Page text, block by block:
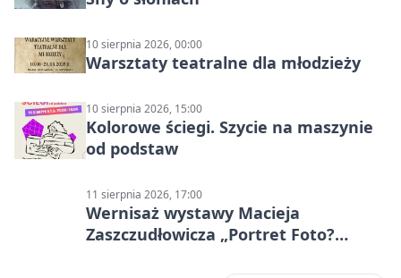
10 sierpnia 2026, 00:00
Warsztaty teatralne dla młodzieży
10 sierpnia 2026, 15:00
Kolorowe ściegi. Szycie na maszynie
od podstaw
11 sierpnia 2026, 17:00
Wernisaż wystawy Macieja
Zaszczudłowicza „Portret Foto?